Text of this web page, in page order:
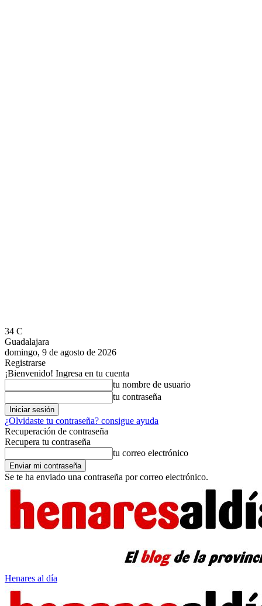
34 C
Guadalajara
domingo, 9 de agosto de 2026
Registrarse
¡Bienvenido! Ingresa en tu cuenta
tu nombre de usuario
tu contraseña
¿Olvidaste tu contraseña? consigue ayuda
Recuperación de contraseña
Recupera tu contraseña
tu correo electrónico
Se te ha enviado una contraseña por correo electrónico.
Henares al día